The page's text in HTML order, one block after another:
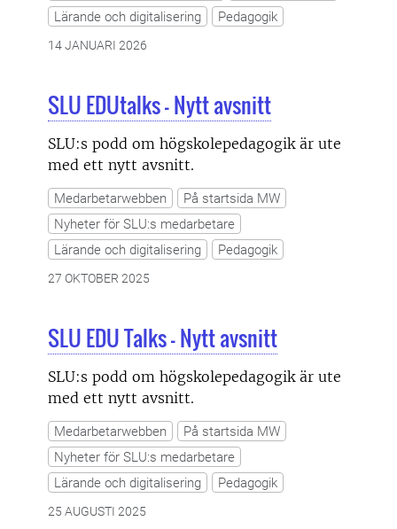
Lärande och digitalisering
Pedagogik
14 JANUARI 2026
SLU EDUtalks - Nytt avsnitt
SLU:s podd om högskolepedagogik är ute
med ett nytt avsnitt.
Medarbetarwebben
På startsida MW
Nyheter för SLU:s medarbetare
Lärande och digitalisering
Pedagogik
27 OKTOBER 2025
SLU EDU Talks - Nytt avsnitt
SLU:s podd om högskolepedagogik är ute
med ett nytt avsnitt.
Medarbetarwebben
På startsida MW
Nyheter för SLU:s medarbetare
Lärande och digitalisering
Pedagogik
25 AUGUSTI 2025